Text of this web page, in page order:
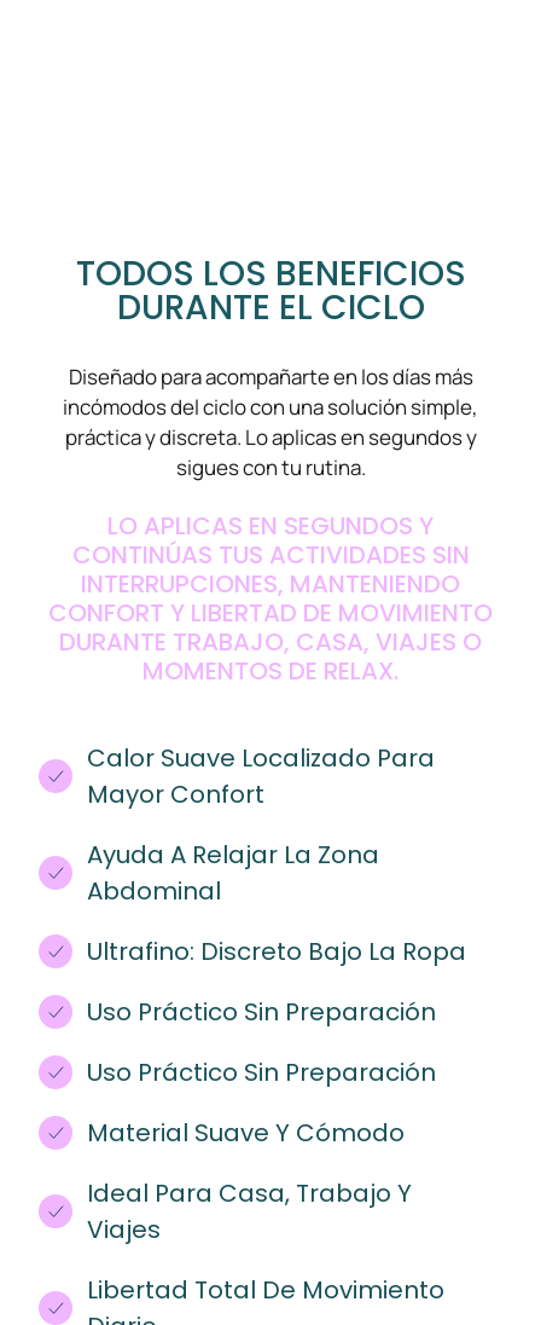
TODOS LOS BENEFICIOS
DURANTE EL CICLO
Diseñado para acompañarte en los días más
incómodos del ciclo con una solución simple,
práctica y discreta. Lo aplicas en segundos y
sigues con tu rutina.
LO APLICAS EN SEGUNDOS Y
CONTINÚAS TUS ACTIVIDADES SIN
INTERRUPCIONES, MANTENIENDO
CONFORT Y LIBERTAD DE MOVIMIENTO
DURANTE TRABAJO, CASA, VIAJES O
MOMENTOS DE RELAX.
Calor Suave Localizado Para
Mayor Confort
Ayuda A Relajar La Zona
Abdominal
Ultrafino: Discreto Bajo La Ropa
Uso Práctico Sin Preparación
Uso Práctico Sin Preparación
Material Suave Y Cómodo
Ideal Para Casa, Trabajo Y
Viajes
Libertad Total De Movimiento